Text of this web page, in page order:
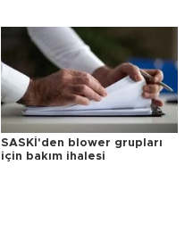
SASKİ'den blower grupları
için bakım ihalesi